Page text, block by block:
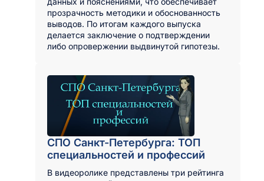
прозрачность методики и обоснованность
выводов. По итогам каждого выпуска
делается заключение о подтверждении
либо опровержении выдвинутой гипотезы.
СПО Санкт-Петербурга: ТОП
специальностей и профессий
В видеоролике представлены три рейтинга